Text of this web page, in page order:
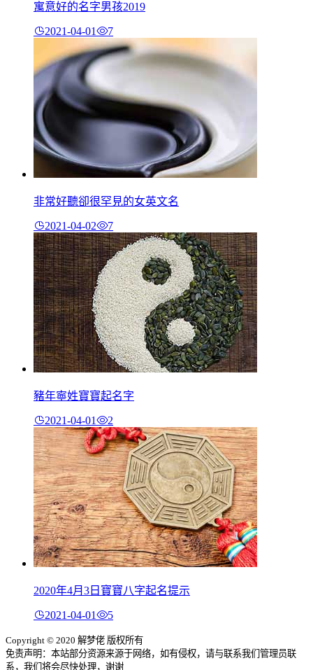
寓意好的名字男孩2019
2021-04-01 7
非常好聽卻很罕見的女英文名
2021-04-02 7
豬年寧姓寶寶起名字
2021-04-01 2
2020年4月3日寶寶八字起名提示
2021-04-01 5
Copyright © 2020 解梦佬 版权所有
免责声明：本站部分资源来源于网络，如有侵权，请与联系我们管理员联
系，我们将会尽快处理，谢谢